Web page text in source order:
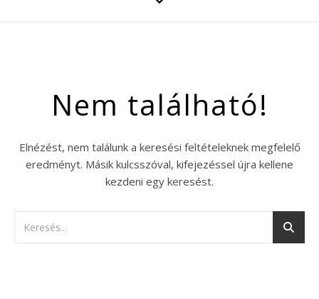
Nem található!
Elnézést, nem találunk a keresési feltételeknek megfelelő
eredményt. Másik kulcsszóval, kifejezéssel újra kellene
kezdeni egy keresést.